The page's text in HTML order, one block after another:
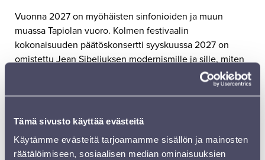
Tämä sivusto käyttää evästeitä
Käytämme evästeitä tarjoamamme sisällön ja mainosten
räätälöimiseen, sosiaalisen median ominaisuuksien
Vuonna 2027 on myöhäisten sinfonioiden ja muun
muassa Tapiolan vuoro. Kolmen festivaalin
kokonaisuuden päätöskonsertti syyskuussa 2027 on
omistettu Jean Sibeliuksen modernismille ja sille, miten
hänen musiikkinsa katsoo tulevaisuuteen. Jean
Sibeliuksen kanssa vuorottelevat tuolloin säveltäjät
Lipunmyynti vuoden 2027 festivaalille alkaa pe
28.8.2026 Lippu.fin myyntikanavissa. Ennakko-ostajan
etu yksittäislipuista voimassa 28.8.-28.9.2026.